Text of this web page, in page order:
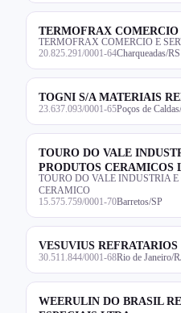
TERMOFRAX COMERCIO
TERMOFRAX COMERCIO E
20.825.291/0001-64Charqueadas/RS
TOGNI S/A MATERIAIS
23.637.093/0001-65Poços de
TOURO DO VALE
PRODUTOS CERAMICOS
TOURO DO VALE INDUSTRIA
CERAMICO
15.575.759/0001-70Barretos/SP
VESUVIUS REFRATARIOS
30.511.844/0001-68Rio de Janeiro/
WEERULIN DO BRASIL